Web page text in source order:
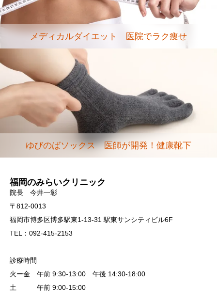
メディカルダイエット 医院でラク痩せ
ゆびのばソックス 医師が開発！健康靴下
福岡のみらいクリニック
院長 今井一彰
〒812-0013
福岡市博多区博多駅東1-13-31 駅東サンシティビル6F
TEL：092-415-2153
診療時間
火ー金 午前 9:30-13:00 午後 14:30-18:00
土 午前 9:00-15:00